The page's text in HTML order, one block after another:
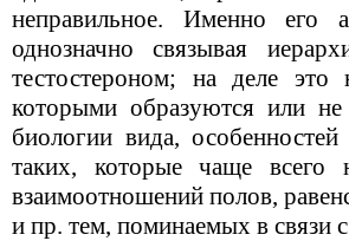
неправильное. Именно его
однозначно связывая
тестостероном; на деле
которыми образуются или
биологии вида,
таких, которые чаще
взаимоотношений полов,
и пр. тем, поминаемых в связи